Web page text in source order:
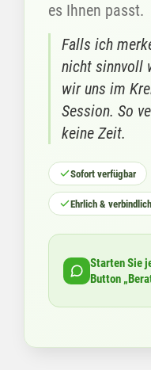
es Ihnen passt.
Falls ich
nicht sinnvoll
wir uns im
Session. So
keine Zeit.
Sofort verfügbar
Ehrlich & verbindlich
Starten Sie
Button